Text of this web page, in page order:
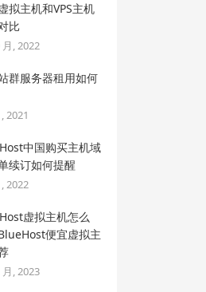
拟主机和VPS主机
比
, 2022
群服务器租用如何
2021
中国购买主机域
续订如何提醒
2022
虚拟主机怎么
便宜虚拟主
, 2023